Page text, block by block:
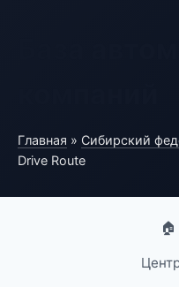
Главная » Сибирский
Drive Route